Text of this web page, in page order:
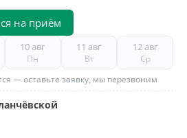
на приём
10 авг
Пн
11 авг
Вт
12 авг
Ср
— оставьте заявку, мы перезвоним